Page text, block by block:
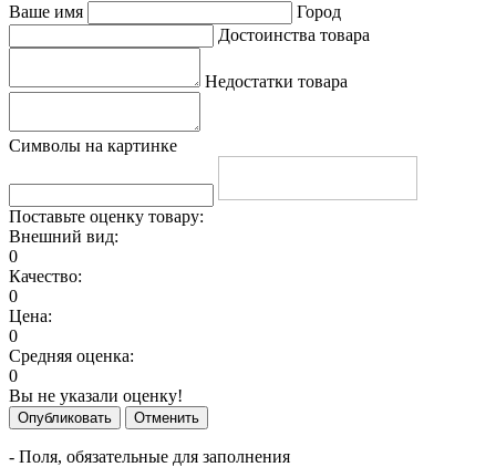
Ваше имя
Город
Достоинства товара
Недостатки товара
Символы на картинке
Поставьте оценку товару:
Внешний вид:
0
Качество:
0
Цена:
0
Средняя оценка:
0
Вы не указали оценку!
Опубликовать Отменить
- Поля, обязательные для заполнения